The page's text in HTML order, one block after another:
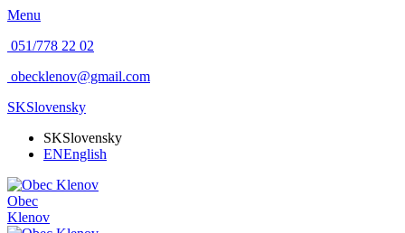
Menu
051/778 22 02
obecklenov@gmail.com
SKSlovensky
SKSlovensky
ENEnglish
Obec
Klenov